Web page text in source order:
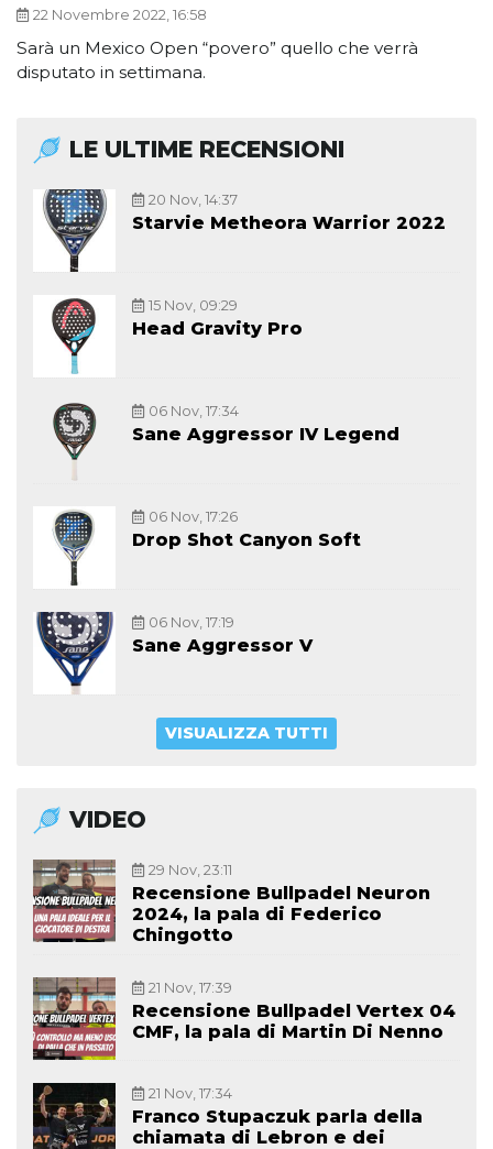
22 Novembre 2022, 16:58
Sarà un Mexico Open “povero” quello che verrà
disputato in settimana.
LE ULTIME RECENSIONI
20 Nov, 14:37
Starvie Metheora Warrior 2022
15 Nov, 09:29
Head Gravity Pro
06 Nov, 17:34
Sane Aggressor IV Legend
06 Nov, 17:26
Drop Shot Canyon Soft
06 Nov, 17:19
Sane Aggressor V
VISUALIZZA TUTTI
VIDEO
29 Nov, 23:11
Recensione Bullpadel Neuron
2024, la pala di Federico
Chingotto
21 Nov, 17:39
Recensione Bullpadel Vertex 04
CMF, la pala di Martin Di Nenno
21 Nov, 17:34
Franco Stupaczuk parla della
chiamata di Lebron e dei